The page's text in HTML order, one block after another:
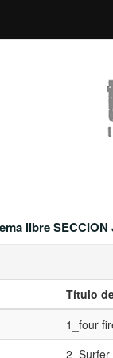
libre SECCION
Título
1_four
2_Surfer